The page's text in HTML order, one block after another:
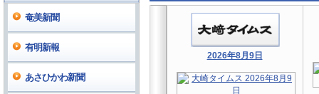
奄美新聞
有明新報
あさひかわ新聞